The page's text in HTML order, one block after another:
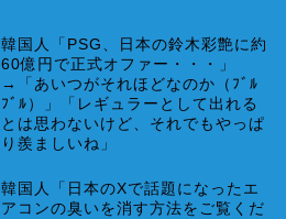
韓国人「PSG、日本の鈴木彩艶に約
60億円で正式オファー・・・」
→「あいつがそれほどなのか（ﾌﾞﾙ
ﾌﾞﾙ）」「レギュラーとして出れる
とは思わないけど、それでもやっぱ
り羨ましいね」
韓国人「日本のXで話題になったエ
アコンの臭いを消す方法をご覧くだ